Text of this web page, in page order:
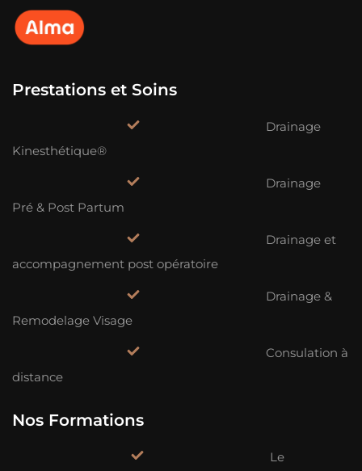
Prestations et Soins
Drainage
Kinesthétique®
Drainage
Pré & Post Partum
Drainage et
accompagnement post opératoire
Drainage &
Remodelage Visage
Consulation à
distance
Nos Formations
Le